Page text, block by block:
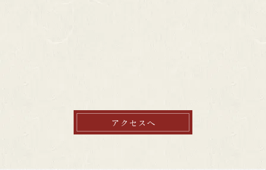
アクセスへ